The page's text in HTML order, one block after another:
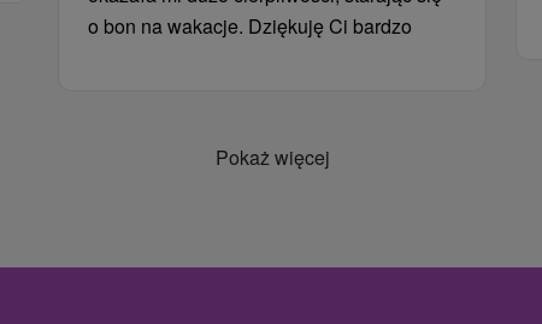
o bon na wakacje. Dziękuję Ci bardzo
Pokaż więcej